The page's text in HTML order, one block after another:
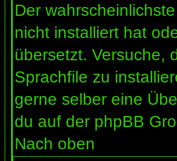
Der
nicht installiert hat
übersetzt. Versuche,
Sprachfile zu
gerne selber eine
du auf der phpBB
Nach oben